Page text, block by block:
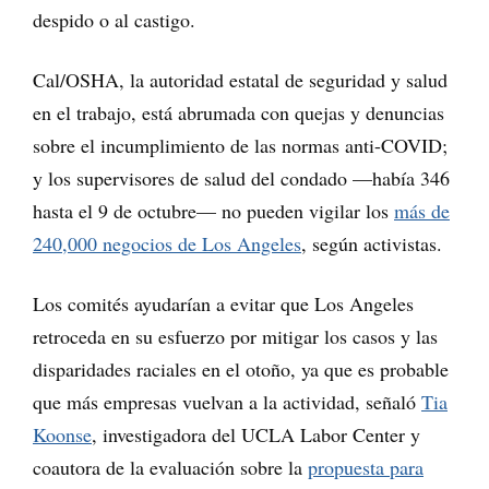
despido o al castigo.
Cal/OSHA, la autoridad estatal de seguridad y salud
en el trabajo, está abrumada con quejas y denuncias
sobre el incumplimiento de las normas anti-COVID;
y los supervisores de salud del condado —había 346
hasta el 9 de octubre— no pueden vigilar los más de
240,000 negocios de Los Angeles, según activistas.
Los comités ayudarían a evitar que Los Angeles
retroceda en su esfuerzo por mitigar los casos y las
disparidades raciales en el otoño, ya que es probable
que más empresas vuelvan a la actividad, señaló Tia
Koonse, investigadora del UCLA Labor Center y
coautora de la evaluación sobre la propuesta para